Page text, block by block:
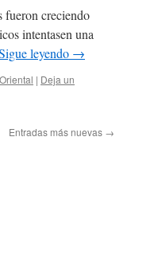
fueron creciendo
intentasen una
leyendo →
| Deja un
Entradas más nuevas →